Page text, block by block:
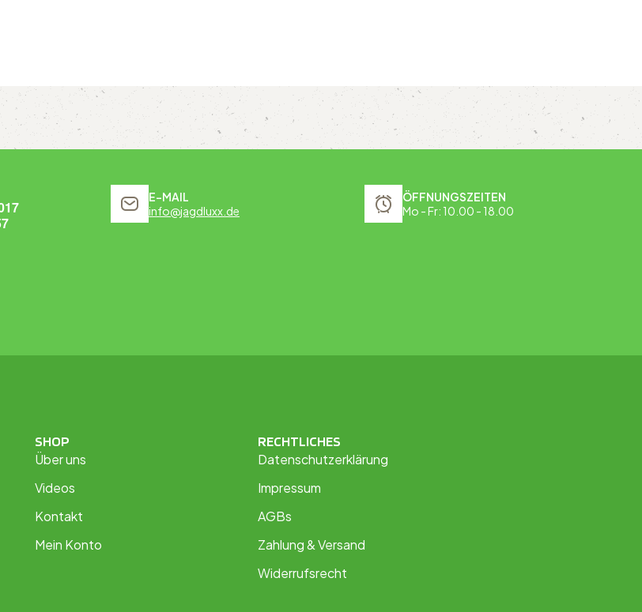
E-MAIL
info@jagdluxx.de
ÖFFNUNGSZEITEN
Mo - Fr: 10.00 - 18.00
SHOP
Über uns
Videos
Kontakt
Mein Konto
RECHTLICHES
Datenschutzerklärung
Impressum
AGBs
Zahlung & Versand
Widerrufsrecht